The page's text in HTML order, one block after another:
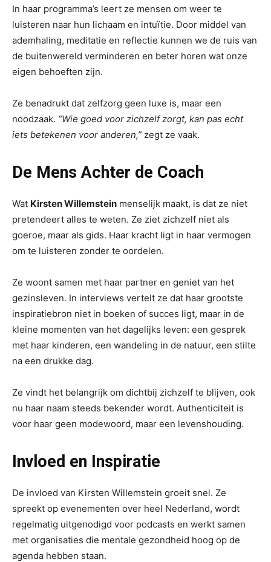
In haar programma’s leert ze mensen om weer te
luisteren naar hun lichaam en intuïtie. Door middel van
ademhaling, meditatie en reflectie kunnen we de ruis van
de buitenwereld verminderen en beter horen wat onze
eigen behoeften zijn.
Ze benadrukt dat zelfzorg geen luxe is, maar een
noodzaak. “Wie goed voor zichzelf zorgt, kan pas echt
iets betekenen voor anderen,” zegt ze vaak.
De Mens Achter de Coach
Wat Kirsten Willemstein menselijk maakt, is dat ze niet
pretendeert alles te weten. Ze ziet zichzelf niet als
goeroe, maar als gids. Haar kracht ligt in haar vermogen
om te luisteren zonder te oordelen.
Ze woont samen met haar partner en geniet van het
gezinsleven. In interviews vertelt ze dat haar grootste
inspiratiebron niet in boeken of succes ligt, maar in de
kleine momenten van het dagelijks leven: een gesprek
met haar kinderen, een wandeling in de natuur, een stilte
na een drukke dag.
Ze vindt het belangrijk om dichtbij zichzelf te blijven, ook
nu haar naam steeds bekender wordt. Authenticiteit is
voor haar geen modewoord, maar een levenshouding.
Invloed en Inspiratie
De invloed van Kirsten Willemstein groeit snel. Ze
spreekt op evenementen over heel Nederland, wordt
regelmatig uitgenodigd voor podcasts en werkt samen
met organisaties die mentale gezondheid hoog op de
agenda hebben staan.